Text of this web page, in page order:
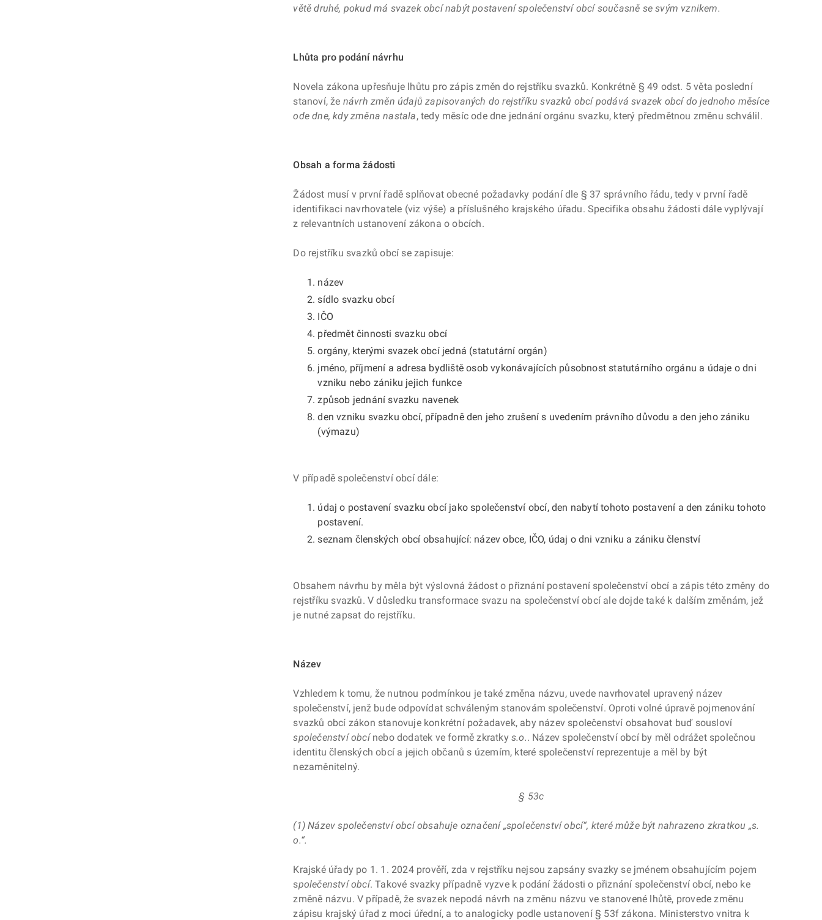
větě druhé, pokud má svazek obcí nabýt postavení společenství obcí současně se svým vznikem.
Lhůta pro podání návrhu
Novela zákona upřesňuje lhůtu pro zápis změn do rejstříku svazků. Konkrétně § 49 odst. 5 věta poslední
stanoví, že návrh změn údajů zapisovaných do rejstříku svazků obcí podává svazek obcí do jednoho měsíce
ode dne, kdy změna nastala, tedy měsíc ode dne jednání orgánu svazku, který předmětnou změnu schválil.
Obsah a forma žádosti
Žádost musí v první řadě splňovat obecné požadavky podání dle § 37 správního řádu, tedy v první řadě
identifikaci navrhovatele (viz výše) a příslušného krajského úřadu. Specifika obsahu žádosti dále vyplývají
z relevantních ustanovení zákona o obcích.
Do rejstříku svazků obcí se zapisuje:
název
sídlo svazku obcí
IČO
předmět činnosti svazku obcí
orgány, kterými svazek obcí jedná (statutární orgán)
jméno, příjmení a adresa bydliště osob vykonávajících působnost statutárního orgánu a údaje o dni
vzniku nebo zániku jejich funkce
způsob jednání svazku navenek
den vzniku svazku obcí, případně den jeho zrušení s uvedením právního důvodu a den jeho zániku
(výmazu)
V případě společenství obcí dále:
údaj o postavení svazku obcí jako společenství obcí, den nabytí tohoto postavení a den zániku tohoto
postavení.
seznam členských obcí obsahující: název obce, IČO, údaj o dni vzniku a zániku členství
Obsahem návrhu by měla být výslovná žádost o přiznání postavení společenství obcí a zápis této změny do
rejstříku svazků. V důsledku transformace svazu na společenství obcí ale dojde také k dalším změnám, jež
je nutné zapsat do rejstříku.
Název
Vzhledem k tomu, že nutnou podmínkou je také změna názvu, uvede navrhovatel upravený název
společenství, jenž bude odpovídat schváleným stanovám společenství. Oproti volné úpravě pojmenování
svazků obcí zákon stanovuje konkrétní požadavek, aby název společenství obsahovat buď sousloví
společenství obcínebo dodatek ve formě zkratky s.o.. Název společenství obcí by měl odrážet společnou
identitu členských obcí a jejich občanů s územím, které společenství reprezentuje a měl by být
nezaměnitelný.
§ 53c
(1) Název společenství obcí obsahuje označení „společenství obcí“, které může být nahrazeno zkratkou „s.
o.“.
Krajské úřady po 1. 1. 2024 prověří, zda v rejstříku nejsou zapsány svazky se jménem obsahujícím pojem
společenství obcí. Takové svazky případně vyzve k podání žádosti o přiznání společenství obcí, nebo ke
změně názvu. V případě, že svazek nepodá návrh na změnu názvu ve stanovené lhůtě, provede změnu
zápisu krajský úřad z moci úřední, a to analogicky podle ustanovení § 53f zákona. Ministerstvo vnitra k